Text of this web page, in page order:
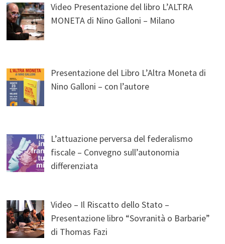
Video Presentazione del libro L’ALTRA
MONETA di Nino Galloni – Milano
Presentazione del Libro L’Altra Moneta di
Nino Galloni – con l’autore
L’attuazione perversa del federalismo
fiscale – Convegno sull’autonomia
differenziata
Video – Il Riscatto dello Stato –
Presentazione libro “Sovranità o Barbarie”
di Thomas Fazi